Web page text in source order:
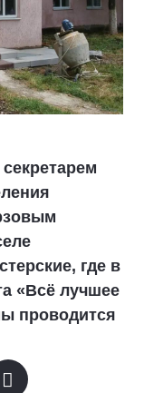
где в
«Всё лучшее
проводится